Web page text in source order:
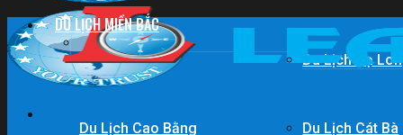
DU LỊCH MIỀN BẮC
Du lịch Sapa
Du Lịch Hạ
Du Lịch Cao Bằng Du Lịch Cát Bà